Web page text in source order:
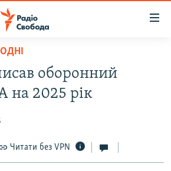
оборонний
2025 рік
Читати без VPN